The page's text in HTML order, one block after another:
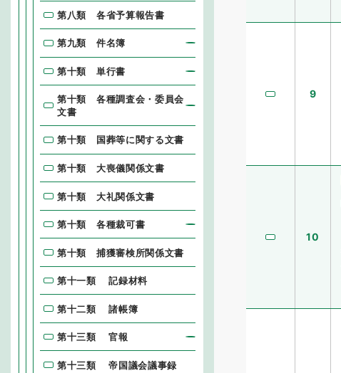
9
10
第八類 各省予算報告書
第九類 件名簿
第十類 単行書
第十類 各種調査会・委員会
文書
第十類 国葬等に関する文書
第十類 大喪儀関係文書
第十類 大礼関係文書
第十類 各種裁可書
第十類 捕獲審検所関係文書
第十一類 記録材料
第十二類 諸帳簿
第十三類 官報
第十三類 帝国議会議事録